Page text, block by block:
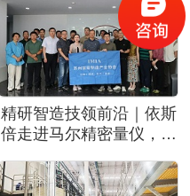
精研智造技领前沿｜依斯
倍走进马尔精密量仪，共
径